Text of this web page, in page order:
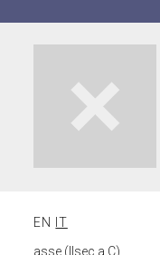
EN
IT
asse (IIsec.a.C)